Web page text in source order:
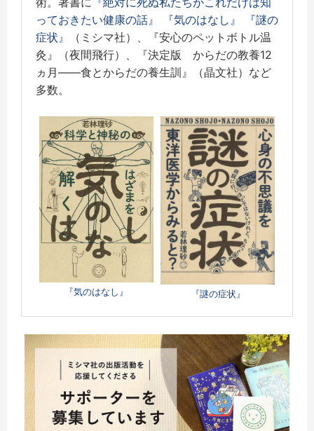
っておきたい健康の話』
『気のはなし』
『謎の
症状』
（ミシマ社）、『安心のペットボトル温
灸』（夜間飛行）、『決定版 からだの教養12
ヵ月――食とからだの養生訓』（晶文社）など
多数。
『気のはなし』 『謎の症状』